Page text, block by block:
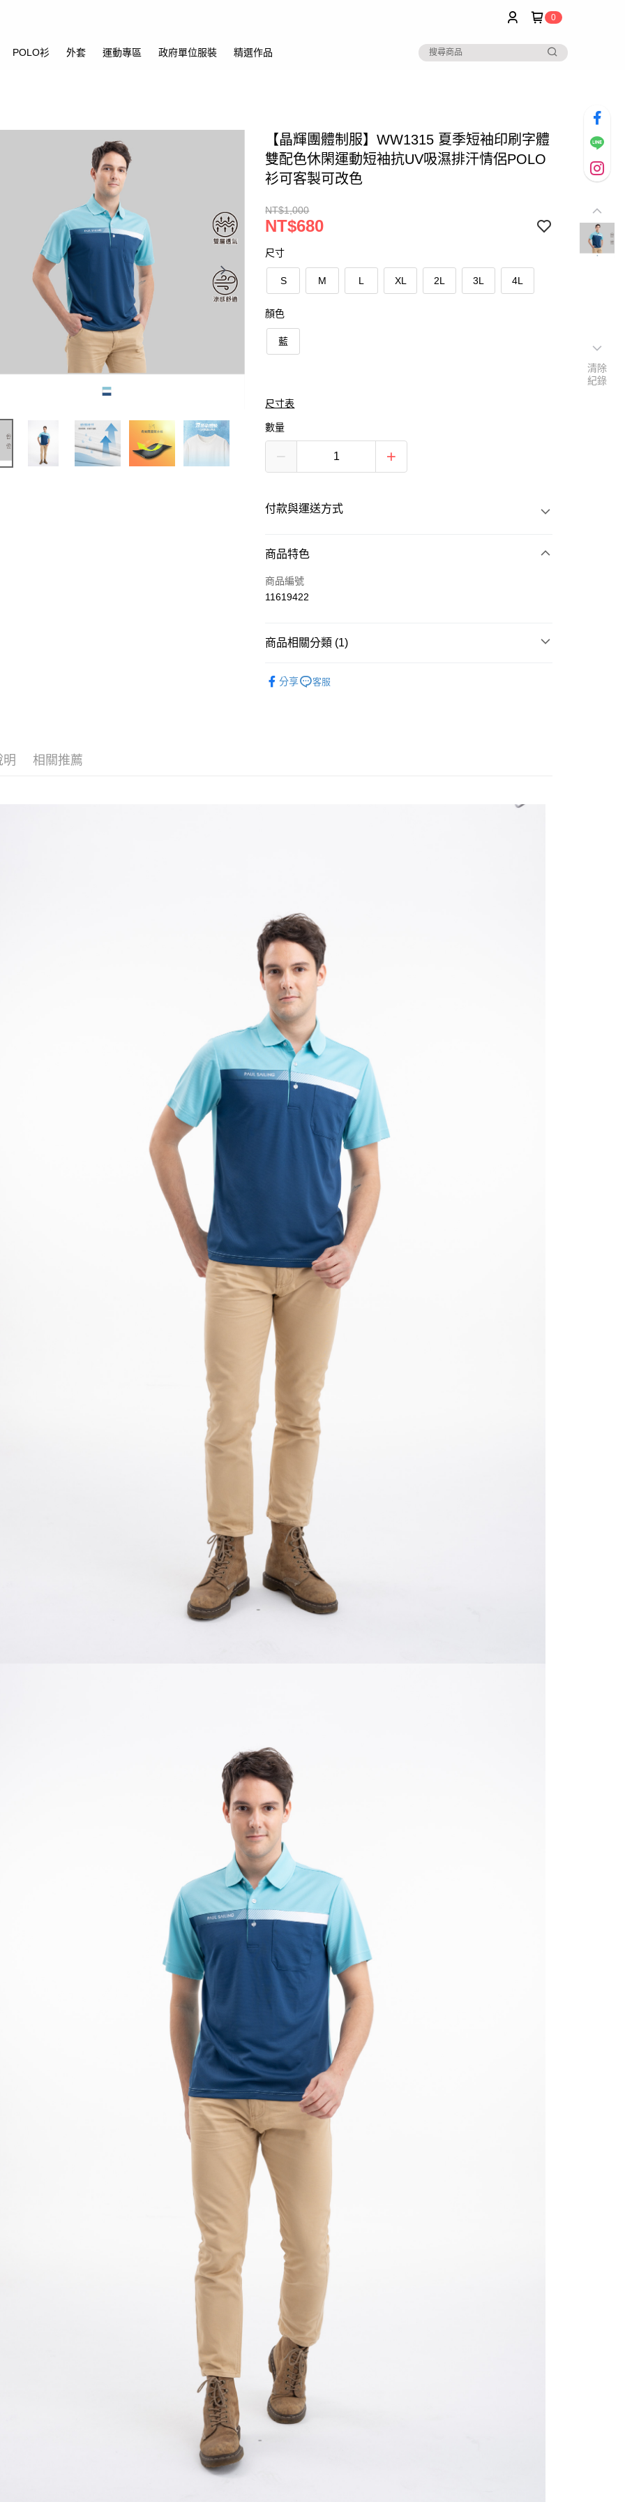
0
POLO衫 外套 運動專區 政府單位服裝 精選作品
【晶輝團體制服】WW1315 夏季短袖印刷字體
雙配色休閑運動短袖抗UV吸濕排汗情侶POLO
衫可客製可改色
NT$1,000
NT$680
尺寸
S M L XL 2L 3L 4L
顏色
藍
尺寸表
數量
付款與運送方式
付款方式
信用卡一次付款
黑貓
商品特色
商品編號
11619422
商品相關分類 (1)
分享
客服
明 相關推薦
清除
紀錄